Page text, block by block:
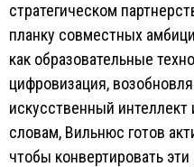
стратегическом
планку совместных
как образовательные
цифровизация,
искусственный интеллект
словам, Вильнюс готов
чтобы конвертировать